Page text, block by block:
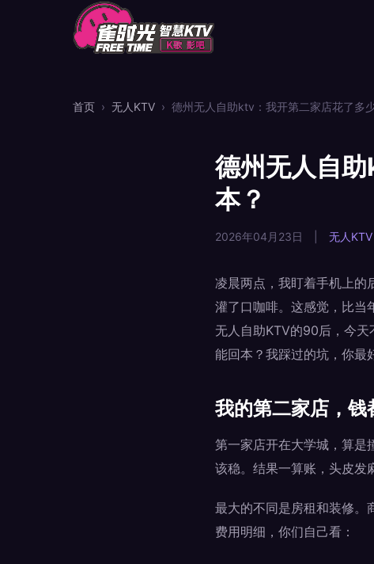
首页 › 无人KTV › 德州无人自助ktv：我开第二家店花了多
德州无人自
本？
2026年04月23日 无人KTV
凌晨两点，我盯着手机上
灌了口咖啡。这感觉，比当
无人自助KTV的90后，今
能回本？我踩过的坑，你最
我的第二家店，钱
第一家店开在大学城，算是
该稳。结果一算账，头皮发
最大的不同是房租和装修。
费用明细，你们自己看：